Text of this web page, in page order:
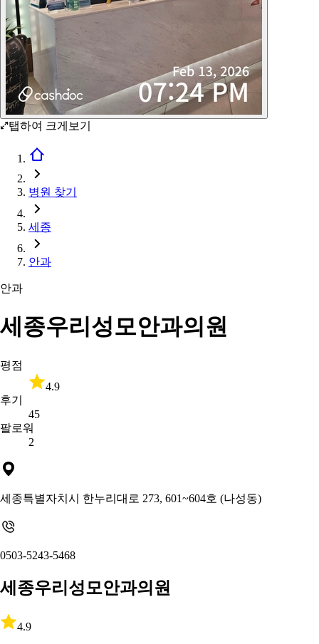
탭하여 크게보기
병원 찾기
세종
안과
안과
세종우리성모안과의원
평점
4.9
후기
45
팔로워
2
세종특별자치시 한누리대로 273, 601~604호 (나성동)
0503-5243-5468
세종우리성모안과의원
4.9